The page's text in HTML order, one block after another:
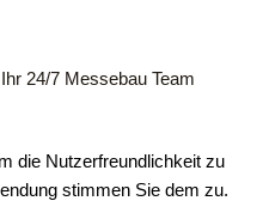
24/7 Messebau Team
die Nutzerfreundlichkeit zu
stimmen Sie dem zu.